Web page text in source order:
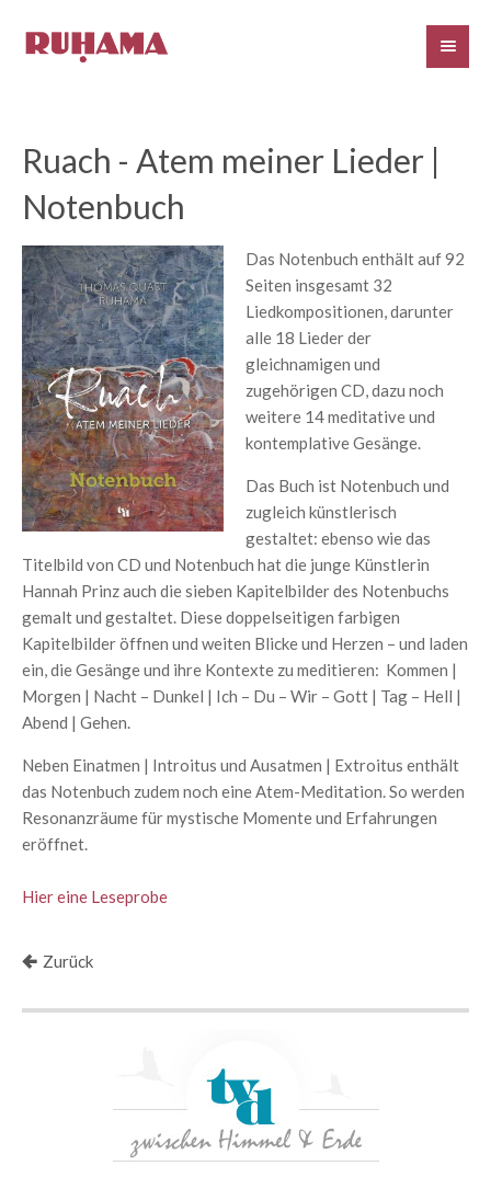
Ruach - Atem meiner Lieder |
Notenbuch
Das Notenbuch enthält auf 92
Seiten insgesamt 32
Liedkompositionen, darunter
alle 18 Lieder der
gleichnamigen und
zugehörigen CD, dazu noch
weitere 14 meditative und
kontemplative Gesänge.
Das Buch ist Notenbuch und
zugleich künstlerisch
gestaltet: ebenso wie das
Titelbild von CD und Notenbuch hat die junge Künstlerin
Hannah Prinz auch die sieben Kapitelbilder des Notenbuchs
gemalt und gestaltet. Diese doppelseitigen farbigen
Kapitelbilder öffnen und weiten Blicke und Herzen – und laden
ein, die Gesänge und ihre Kontexte zu meditieren: Kommen |
Morgen | Nacht – Dunkel | Ich – Du – Wir – Gott | Tag – Hell |
Abend | Gehen.
Neben Einatmen | Introitus und Ausatmen | Extroitus enthält
das Notenbuch zudem noch eine Atem-Meditation. So werden
Resonanzräume für mystische Momente und Erfahrungen
eröffnet.
Hier eine Leseprobe
Zurück